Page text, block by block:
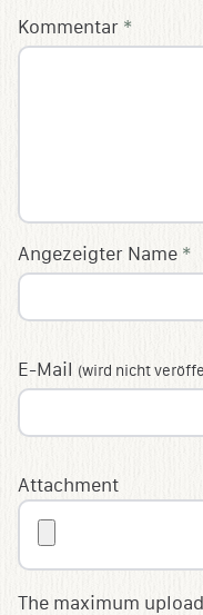
Kommentar *
Angezeigter Name *
E-Mail (wird nicht
Attachment
The maximum